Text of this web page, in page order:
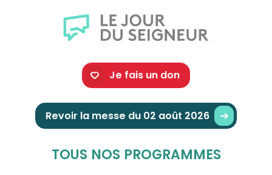
Je fais un don
Revoir la messe du 02 août 2026
TOUS NOS PROGRAMMES